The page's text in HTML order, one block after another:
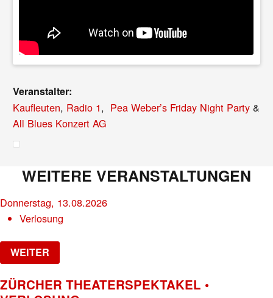
Veranstalter:
Kaufleuten, Radio 1, Pea Weber’s Friday Night Party &
All Blues Konzert AG
WEITERE VERANSTALTUNGEN
Donnerstag, 13.08.2026
Verlosung
WEITER
ZÜRCHER THEATERSPEKTAKEL •